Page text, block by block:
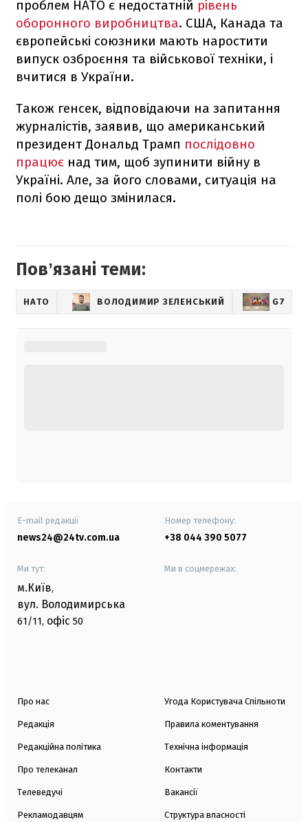
проблем НАТО є недостатній рівень
оборонного виробництва. США, Канада та
європейські союзники мають наростити
випуск озброєння та військової техніки, і
вчитися в України.
Також генсек, відповідаючи на запитання
журналістів, заявив, що американський
президент Дональд Трамп послідовно
працює над тим, щоб зупинити війну в
Україні. Але, за його словами, ситуація на
полі бою дещо змінилася.
Повʼязані теми:
НАТО ВОЛОДИМИР ЗЕЛЕНСЬКИЙ G7
E-mail редакції
news24@24tv.com.ua
Номер телефону:
+38 044 390 5077
Ми тут:
м.Київ,
вул. Володимирська
61/11, офіс 50
Ми в соцмережах:
Про нас
Редакція
Редакційна політика
Про телеканал
Телеведучі
Рекламодавцям
Угода Користувача Спільноти
Правила коментування
Технічна інформація
Контакти
Вакансії
Структура власності